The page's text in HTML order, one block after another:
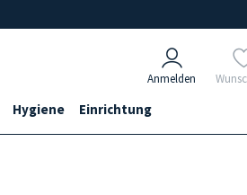
Anmelden
Hygiene Einrichtung